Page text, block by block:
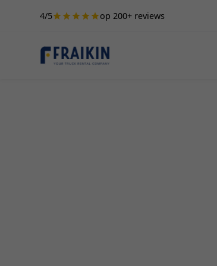
4/5 op 200+ reviews